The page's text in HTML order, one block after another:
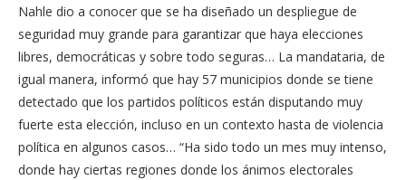
Nahle dio a conocer que se ha diseñado un despliegue de
seguridad muy grande para garantizar que haya elecciones
libres, democráticas y sobre todo seguras… La mandataria, de
igual manera, informó que hay 57 municipios donde se tiene
detectado que los partidos políticos están disputando muy
fuerte esta elección, incluso en un contexto hasta de violencia
política en algunos casos… “Ha sido todo un mes muy intenso,
donde hay ciertas regiones donde los ánimos electorales